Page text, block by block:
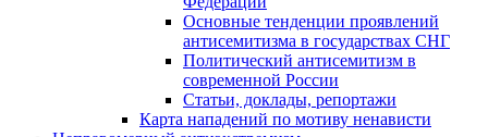
Основные тенденции проявлений
антисемитизма в государствах СНГ
Политический антисемитизм в
современной России
Статьи, доклады, репортажи
Карта нападений по мотиву ненависти